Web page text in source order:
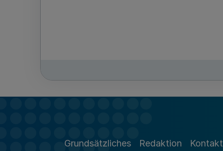
Grundsätzliches Redaktion Kontakt